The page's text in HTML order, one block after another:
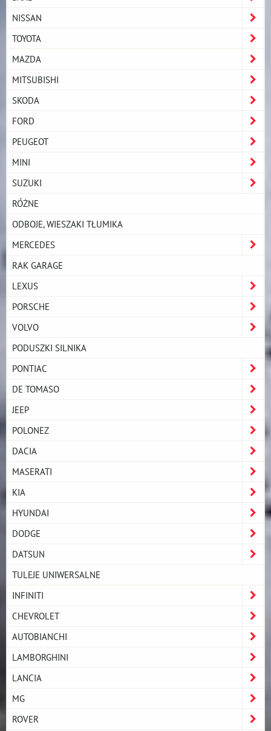
NISSAN
TOYOTA
MAZDA
MITSUBISHI
SKODA
FORD
PEUGEOT
MINI
SUZUKI
RÓŻNE
ODBOJE, WIESZAKI TŁUMIKA
MERCEDES
RAK GARAGE
LEXUS
PORSCHE
VOLVO
PODUSZKI SILNIKA
PONTIAC
DE TOMASO
JEEP
POLONEZ
DACIA
MASERATI
KIA
HYUNDAI
DODGE
DATSUN
TULEJE UNIWERSALNE
INFINITI
CHEVROLET
AUTOBIANCHI
LAMBORGHINI
LANCIA
MG
ROVER